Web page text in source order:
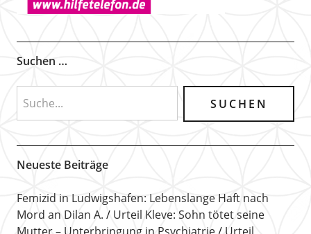
Suchen …
Neueste Beiträge
Femizid in Ludwigshafen: Lebenslange Haft nach
Mord an Dilan A.
Urteil Kleve: Sohn tötet seine
Mutter – Unterbringung in Psychiatrie
Urteil